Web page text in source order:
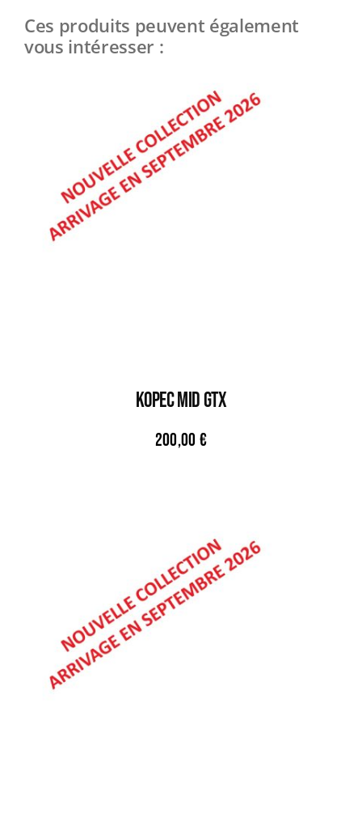
Ces produits peuvent également
vous intéresser :
KOPEC MID GTX
200,00 €